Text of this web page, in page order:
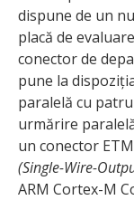
dispune de un
placă de
conector de
pune la
paralelă cu
urmărire
un conector
(Single-Wire-
ARM Cortex-M